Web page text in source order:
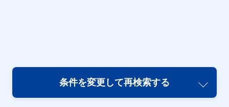
条件を変更して再検索する